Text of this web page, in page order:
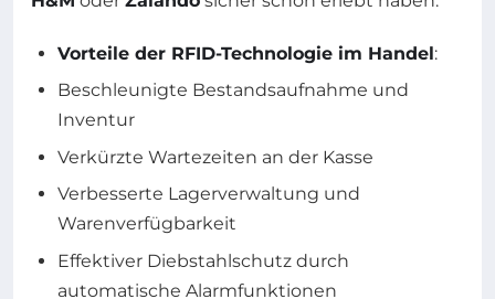
Vorteile der RFID-Technologie im Handel:
Beschleunigte Bestandsaufnahme und
Inventur
Verkürzte Wartezeiten an der Kasse
Verbesserte Lagerverwaltung und
Warenverfügbarkeit
Effektiver Diebstahlschutz durch
automatische Alarmfunktionen